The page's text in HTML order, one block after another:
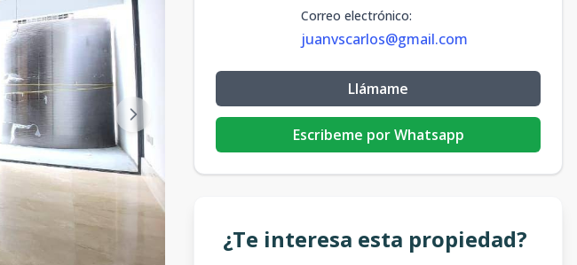
Correo electrónico:
juanvscarlos@gmail.com
Llámame
Escribeme por Whatsapp
¿Te interesa esta propiedad?